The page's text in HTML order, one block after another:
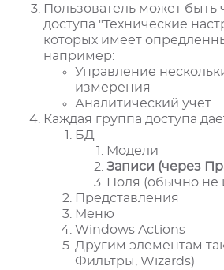
Пользователь может быть
доступа "Технические
которых имеет
например:
Управление
измерения
Аналитический учет
Каждая группа доступа
БД
Модели
Записи (через
Поля (обычно не
Представления
Меню
Windows Actions
Другим элементам
Фильтры, Wizards)